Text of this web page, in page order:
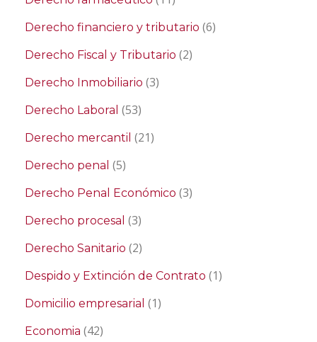
Derecho financiero y tributario (6)
Derecho Fiscal y Tributario (2)
Derecho Inmobiliario (3)
Derecho Laboral (53)
Derecho mercantil (21)
Derecho penal (5)
Derecho Penal Económico (3)
Derecho procesal (3)
Derecho Sanitario (2)
Despido y Extinción de Contrato (1)
Domicilio empresarial (1)
Economia (42)